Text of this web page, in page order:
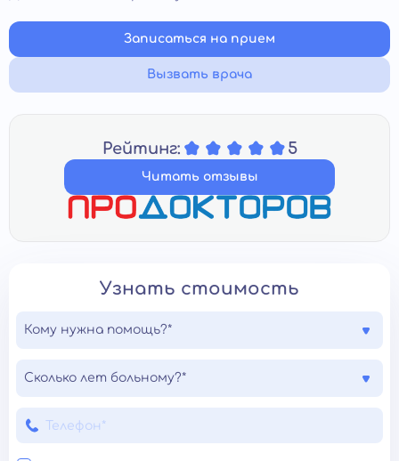
Записаться на прием
Вызвать врача
Рейтинг: 5
Читать отзывы
Узнать стоимость
Кому нужна помощь?*
Сколько лет больному?*